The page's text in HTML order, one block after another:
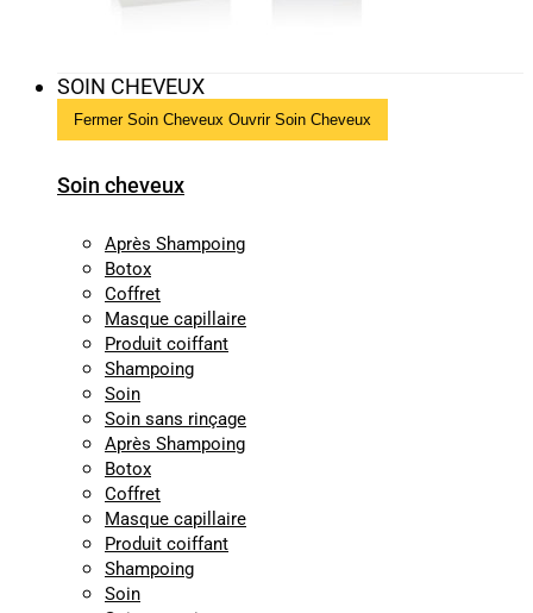
SOIN CHEVEUX
Fermer Soin Cheveux Ouvrir Soin Cheveux
Soin cheveux
Après Shampoing
Botox
Coffret
Masque capillaire
Produit coiffant
Shampoing
Soin
Soin sans rinçage
Après Shampoing
Botox
Coffret
Masque capillaire
Produit coiffant
Shampoing
Soin